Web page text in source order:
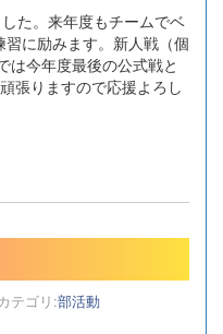
た。来年度もチームでベ
に励みます。新人戦（個
は今年度最後の公式戦と
張りますので応援よろし
テゴリ:部活動